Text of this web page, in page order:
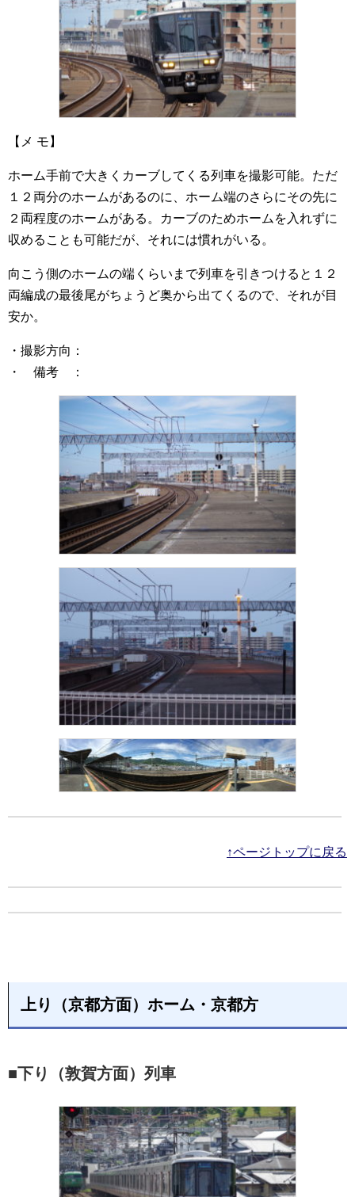
【メ モ】
ホーム手前で大きくカーブしてくる列車を撮影可能。ただ
１２両分のホームがあるのに、ホーム端のさらにその先に
２両程度のホームがある。カーブのためホームを入れずに
収めることも可能だが、それには慣れがいる。
向こう側のホームの端くらいまで列車を引きつけると１２
両編成の最後尾がちょうど奥から出てくるので、それが目
安か。
・撮影方向：
・ 備考 ：
↑ページトップに戻る
上り（京都方面）ホーム・京都方
■下り（敦賀方面）列車